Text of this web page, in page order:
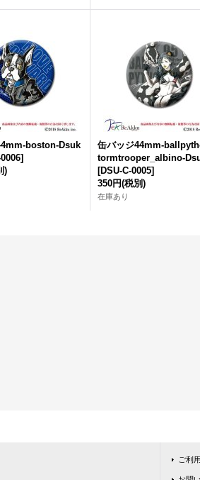
boston-Dsuk
]
)
缶バッジ44mm-
tormtrooper_albino-
[DSU-C-0005]
350円(税別)
在庫あり
ご利